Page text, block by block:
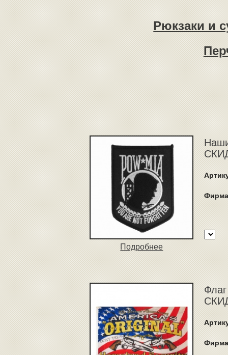
Рюкзаки и
Подробнее